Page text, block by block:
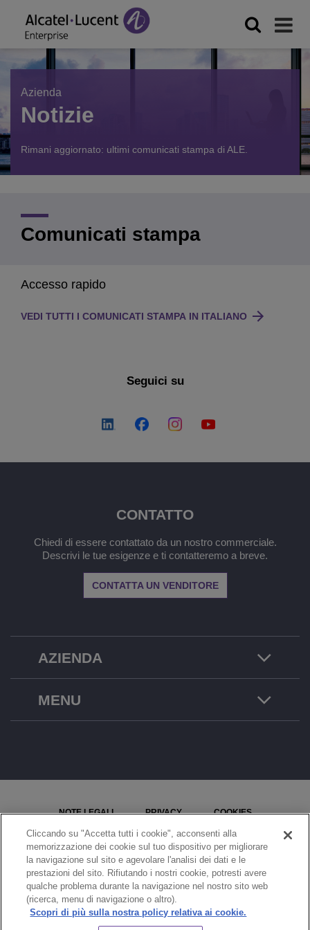
Azienda
Notizie
Rimani aggiornato: ultimi comunicati stampa di ALE.
Comunicati stampa
Accesso rapido
VEDI TUTTI I COMUNICATI STAMPA IN ITALIANO
Seguici su
AZIENDA
CONTATTO
Chiedi di essere contattato da un nostro commerciale.
Descrivi le tue esigenze e ti contatteremo a breve.
CONTATTA UN VENDITORE
MENU
© Copyright 2026 ALE International, ALE USA Inc. Tutti i diritti riservati in tutti i paesi.
NOTE LEGALI PRIVACY COOKIES
SEGNALA UN PROBLEMA
IMPOSTAZIONI COOKIE
Cliccando su "Accetta tutti i cookie", acconsenti alla
memorizzazione dei cookie sul tuo dispositivo per migliorare
la navigazione sul sito e agevolare l'analisi dei dati e le
prestazioni del sito. Rifiutando i nostri cookie, potresti avere
qualche problema durante la navigazione nel nostro sito web
(ricerca, menu di navigazione o altro).
Scopri di più sulla nostra policy relativa ai cookie.